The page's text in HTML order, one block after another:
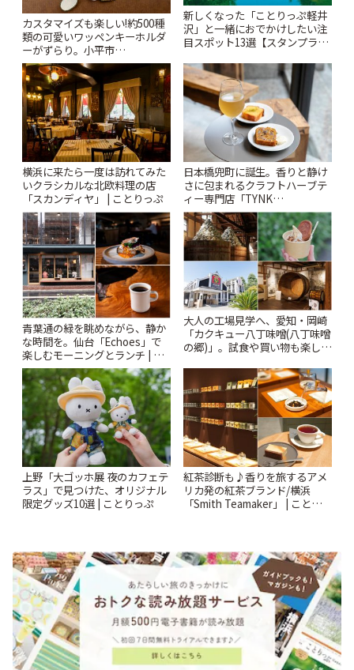
カスタマイズも楽しい!約500種
類の可愛いワッペンキーホルダ
ーがずらり。小平市
「Kimamaya T&K」 | ことりっ
ぷ
新しくなった「ことりっぷ軽井
沢」と一緒におでかけしたい注
目スポット13選【スタンプラリ
横浜に来たら一度は訪れてみた
いクラシカルな北欧料理の店
「スカンディヤ」 | ことりっぷ
日本橋兜町に誕生。香りと静け
さに包まれるクラフトハーブテ
ィー専門店「TYNK
Kabutocho」 | ことりっぷ
青葉通の緑を眺めながら、静か
な時間を。仙台「Echoes」で
楽しむモーニングとランチ | こ
とりっぷ
大人の工場見学へ、愛知・岡崎
「カクキュー八丁味噌(八丁味噌
の郷)」。試食や買い物も楽しみ
上野「大ゴッホ展 夜のカフェテ
ラス」で見つけた、オリジナル
限定グッズ10選 | ことりっぷ
紅茶診断も♪香りを旅するアメ
リカ発の紅茶ブランド/横浜
「Smith Teamaker」 | ことりっ